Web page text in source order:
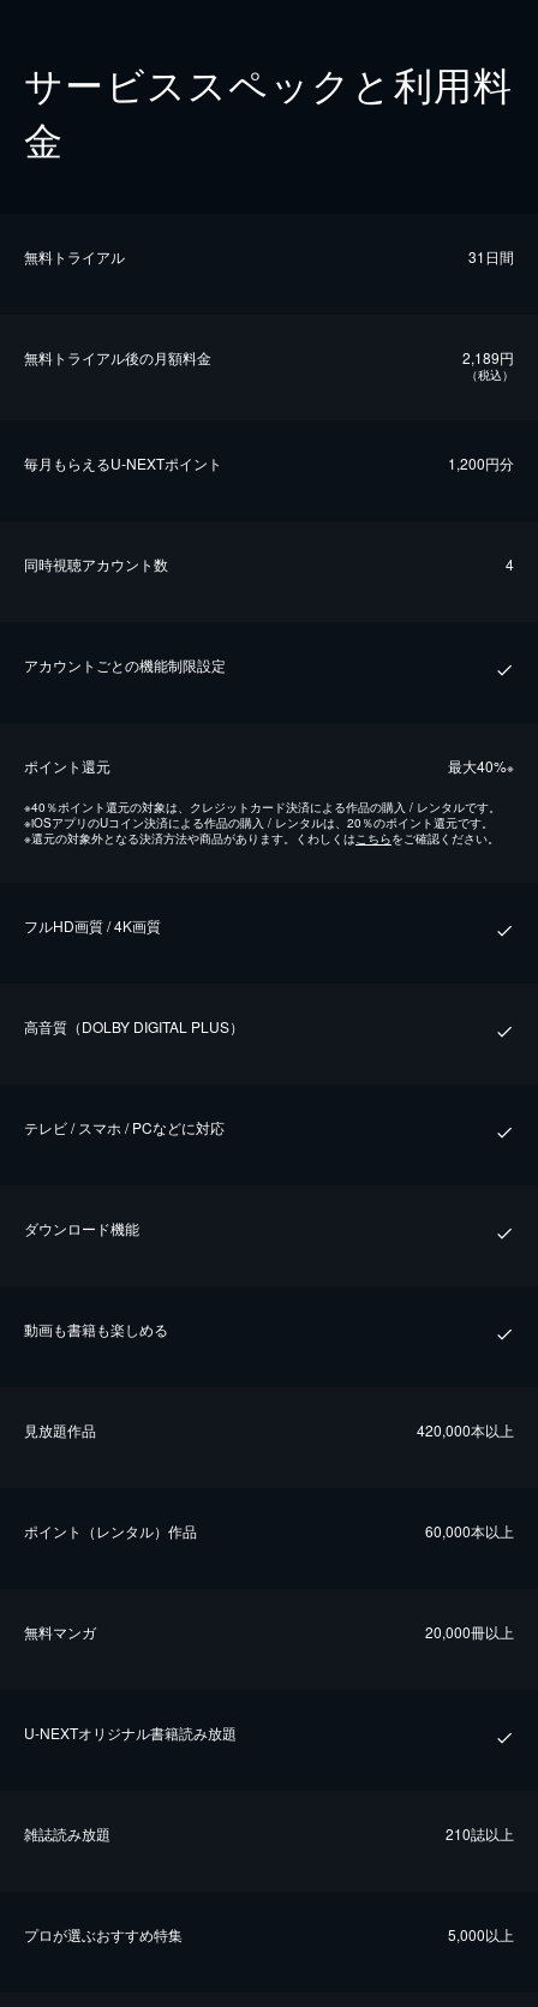
サービススペックと利用料
金
無料トライアル 31日間
無料トライアル後の⽉額料金 2,189円
（税込）
毎⽉もらえるU-NEXTポイント 1,200円分
同時視聴アカウント数 4
アカウントごとの機能制限設定
ポイント還元 最⼤40%※
※40％ポイント還元の対象は、クレジットカード決済による作品の購入 / レンタルです。
※iOSアプリのUコイン決済による作品の購入 / レンタルは、20％のポイント還元です。
※還元の対象外となる決済方法や商品があります。くわしくはこちらをご確認ください。
フルHD画質 / 4K画質
⾼⾳質（DOLBY DIGITAL PLUS）
テレビ / スマホ / PCなどに対応
ダウンロード機能
動画も書籍も楽しめる
⾒放題作品 420,000本以上
ポイント（レンタル）作品 60,000本以上
無料マンガ 20,000冊以上
U-NEXTオリジナル書籍読み放題
雑誌読み放題 210誌以上
プロが選ぶおすすめ特集 5,000以上